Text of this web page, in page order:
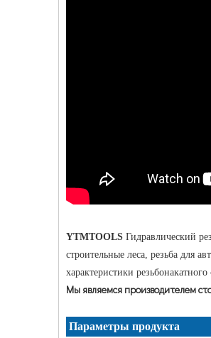
YTMTOOLS Гидравлический
строительные леса, резьба для
характеристики
Мы являемся производителем
Параметры продукта